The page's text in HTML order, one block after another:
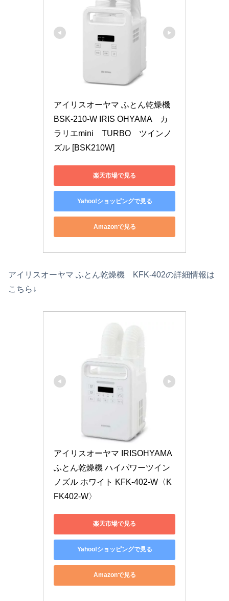
アイリスオーヤマ ふとん乾燥機
BSK-210-W IRIS OHYAMA　カ
ラリエmini　TURBO　ツインノ
ズル [BSK210W]
楽天市場で見る
Yahoo!ショッピングで見る
Amazonで見る
アイリスオーヤマ ふとん乾燥機 KFK-402の詳細情報は
こちら↓
アイリスオーヤマ IRISOHYAMA
ふとん乾燥機 ハイパワーツイン
ノズル ホワイト KFK-402-W〈K
FK402-W〉
楽天市場で見る
Yahoo!ショッピングで見る
Amazonで見る